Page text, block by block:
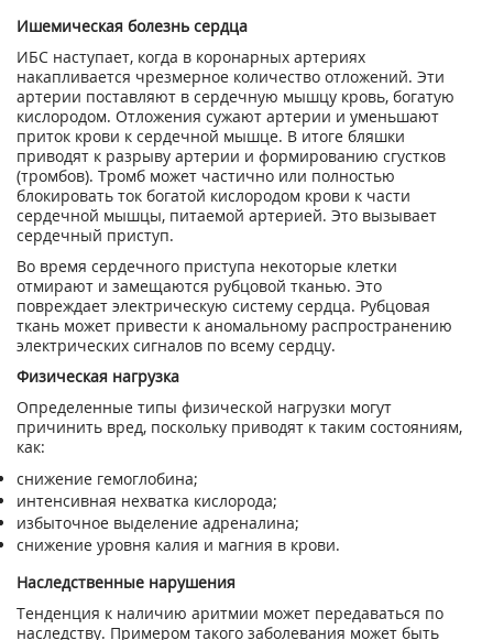
Ишемическая болезнь сердца
ИБС наступает, когда в коронарных артериях
накапливается чрезмерное количество отложений. Эти
артерии поставляют в сердечную мышцу кровь, богатую
кислородом. Отложения сужают артерии и уменьшают
приток крови к сердечной мышце. В итоге бляшки
приводят к разрыву артерии и формированию сгустков
(тромбов). Тромб может частично или полностью
блокировать ток богатой кислородом крови к части
сердечной мышцы, питаемой артерией. Это вызывает
сердечный приступ.
Во время сердечного приступа некоторые клетки
отмирают и замещаются рубцовой тканью. Это
повреждает электрическую систему сердца. Рубцовая
ткань может привести к аномальному распространению
электрических сигналов по всему сердцу.
Физическая нагрузка
Определенные типы физической нагрузки могут
причинить вред, поскольку приводят к таким состояниям,
как:
снижение гемоглобина;
интенсивная нехватка кислорода;
избыточное выделение адреналина;
снижение уровня калия и магния в крови.
Наследственные нарушения
Тенденция к наличию аритмии может передаваться по
наследству. Примером такого заболевания может быть